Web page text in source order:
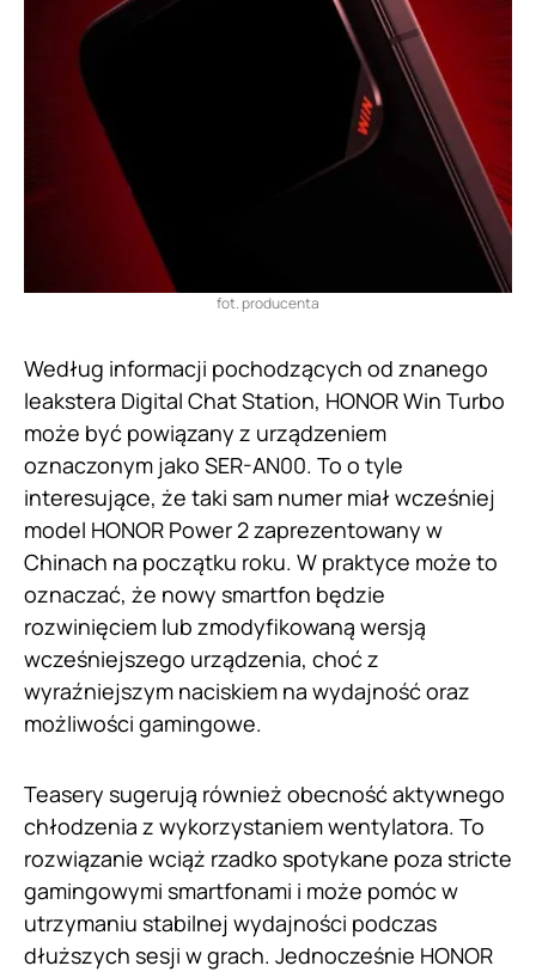
fot. producenta
Według informacji pochodzących od znanego
leakstera Digital Chat Station, HONOR Win Turbo
może być powiązany z urządzeniem
oznaczonym jako SER-AN00. To o tyle
interesujące, że taki sam numer miał wcześniej
model HONOR Power 2 zaprezentowany w
Chinach na początku roku. W praktyce może to
oznaczać, że nowy smartfon będzie
rozwinięciem lub zmodyfikowaną wersją
wcześniejszego urządzenia, choć z
wyraźniejszym naciskiem na wydajność oraz
możliwości gamingowe.
Teasery sugerują również obecność aktywnego
chłodzenia z wykorzystaniem wentylatora. To
rozwiązanie wciąż rzadko spotykane poza stricte
gamingowymi smartfonami i może pomóc w
utrzymaniu stabilnej wydajności podczas
dłuższych sesji w grach. Jednocześnie HONOR